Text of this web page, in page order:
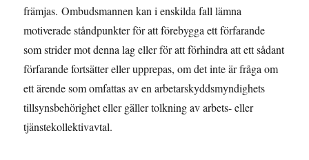
främjas. Ombudsmannen kan i enskilda fall lämna
motiverade ståndpunkter för att förebygga ett förfarande
som strider mot denna lag eller för att förhindra att ett sådant
förfarande fortsätter eller upprepas, om det inte är fråga om
ett ärende som omfattas av en arbetarskyddsmyndighets
tillsynsbehörighet eller gäller tolkning av arbets- eller
tjänstekollektivavtal.